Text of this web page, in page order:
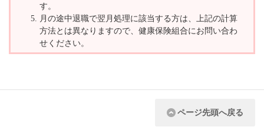
す。
月の途中退職で翌月処理に該当する方は、上記の計算
方法とは異なりますので、健康保険組合にお問い合わ
せください。
ページ先頭へ戻る